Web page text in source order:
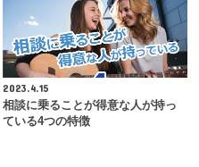
2023.4.15
相談に乗ることが得意な人が持っ
ている4つの特徴